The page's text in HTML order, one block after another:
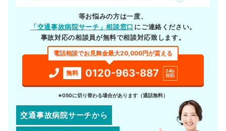
等お悩みの方は一度、
「交通事故病院サーチ」相談窓口 にご連絡ください。
事故対応の相談員が無料で相談対応致します。
電話相談でお見舞金最大20,000円が貰える
無料 0120-963-887
24h
対応
※050に切り替わる場合があります（通話無料）
交通事故病院サーチから